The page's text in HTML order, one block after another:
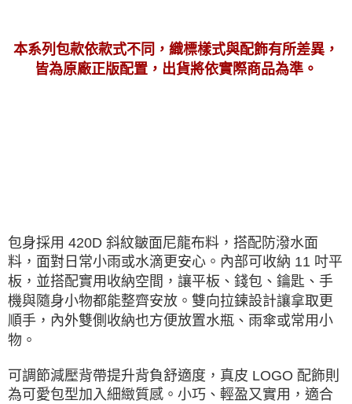
本系列包款依款式不同，織標樣式與配飾有所差異，
皆為原廠正版配置，出貨將依實際商品為準。
包身採用 420D 斜紋皺面尼龍布料，搭配防潑水面
料，面對日常小雨或水滴更安心。內部可收納 11 吋平
板，並搭配實用收納空間，讓平板、錢包、鑰匙、手
機與隨身小物都能整齊安放。雙向拉鍊設計讓拿取更
順手，內外雙側收納也方便放置水瓶、雨傘或常用小
物。
可調節減壓背帶提升背負舒適度，真皮 LOGO 配飾則
為可愛包型加入細緻質感。小巧、輕盈又實用，適合